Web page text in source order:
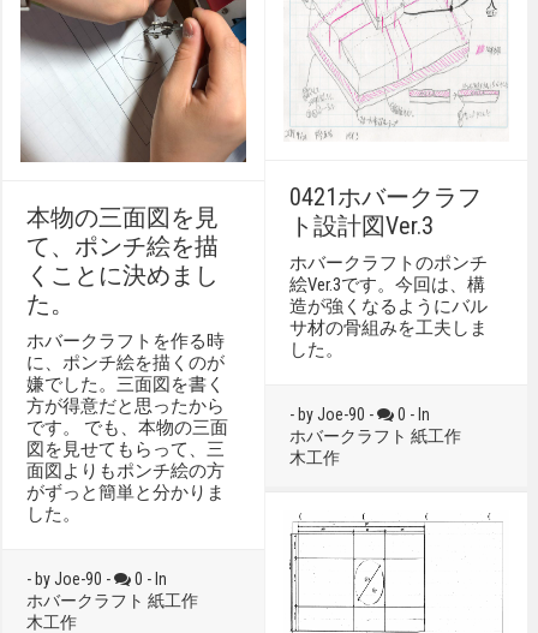
0421ホバークラフ
ト設計図Ver.3
ホバークラフトのポンチ
絵Ver.3です。今回は、構
造が強くなるようにバル
サ材の骨組みを工夫しま
した。
- by Joe-90 -
0 - In
ホバークラフト 紙工作
木工作
本物の三面図を見
て、ポンチ絵を描
くことに決めまし
た。
ホバークラフトを作る時
に、ポンチ絵を描くのが
嫌でした。三面図を書く
方が得意だと思ったから
です。 でも、本物の三面
図を見せてもらって、三
面図よりもポンチ絵の方
がずっと簡単と分かりま
した。
- by Joe-90 -
0 - In
ホバークラフト 紙工作
木工作